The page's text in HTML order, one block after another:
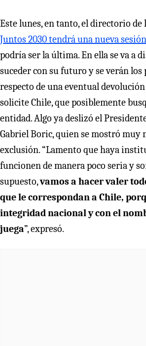
Este lunes, en tanto, el directorio de
Juntos 2030 tendrá una nueva
podría ser la última. En ella se va a
suceder con su futuro y se verán los
respecto de una eventual
solicite Chile, que posiblemente
entidad. Algo ya deslizó el
Gabriel Boric, quien se mostró muy
exclusión. “Lamento que haya
funcionen de manera poco seria y
supuesto,vamos a hacer valer
que le correspondan a Chile,
integridad nacional y con el
juega”, expresó.